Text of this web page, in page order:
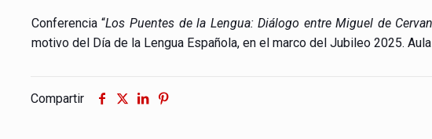
Conferencia “Los Puentes de la Lengua: Diálogo entre Miguel de
motivo del Día de la Lengua Española, en el marco del Jubileo 2025.
Compartir